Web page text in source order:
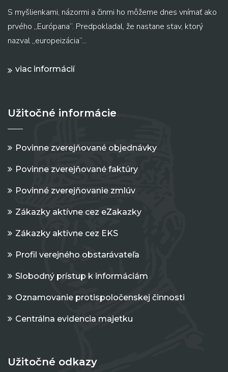
S myšlienkami, názormi a činmi ho môžeme dnes vnímať ako
prvého „Európana“. Predpokladal, že nastane stav, ktorý
nazval „europeizácia“...
viac informácií
Užitočné informácie
Povinne zverejňované objednávky
Povinne zverejňované faktúry
Povinné zverejňovanie zmlúv
Zákazky aktívne cez eZakazky
Zákazky aktívne cez EKS
Profil verejného obstarávateľa
Slobodný prístup k informáciám
Oznamovanie protispoločenskej činnosti
Centrálna evidencia majetku
Užitočné odkazy